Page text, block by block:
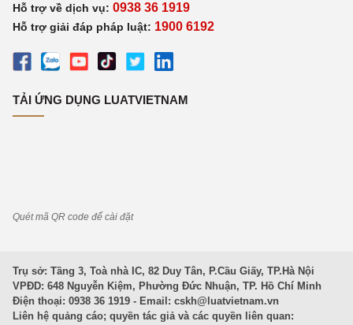
Hỗ trợ về dịch vụ: 0938 36 1919
Hỗ trợ giải đáp pháp luật: 1900 6192
TẢI ỨNG DỤNG LUATVIETNAM
Quét mã QR code để cài đặt
Trụ sở: Tầng 3, Toà nhà IC, 82 Duy Tân, P.Cầu Giấy, TP.Hà Nội
VPĐD: 648 Nguyễn Kiệm, Phường Đức Nhuận, TP. Hồ Chí Minh
Điện thoại: 0938 36 1919 - Email: cskh@luatvietnam.vn
Liên hệ quảng cáo; quyền tác giả và các quyền liên quan: